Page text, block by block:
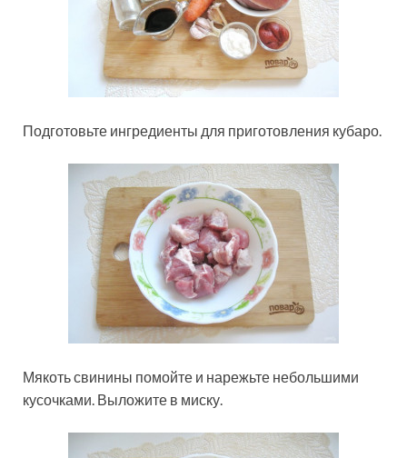
Подготовьте ингредиенты для приготовления кубаро.
Мякоть свинины помойте и нарежьте небольшими
кусочками. Выложите в миску.